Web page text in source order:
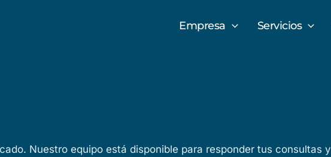
Empresa Servicios
Nuestro equipo está disponible para responder tus consultas y